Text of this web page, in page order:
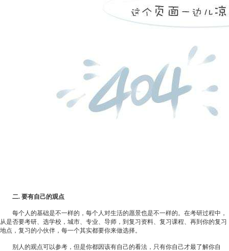
二. 要有自己的观点
每个人的基础是不一样的，每个人对生活的愿景也是不一样的。在考研过程中，
从是否要考研、选学校，城市、专业、导师，到复习资料、复习课程、再到你的复习
地点，复习的小伙伴，每一个其实都要你来做选择。
别人的观点可以参考，但是你都因该有自己的看法，只有你自己才最了解你自